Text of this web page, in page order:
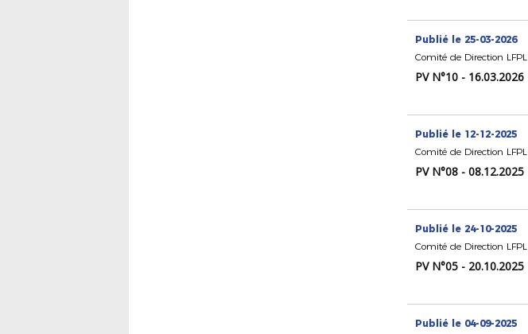
Publié le 25-03-2026
Comité de Direction LFPL
PV N°10 - 16.03.2026
Publié le 12-12-2025
Comité de Direction LFPL
PV N°08 - 08.12.2025
Publié le 24-10-2025
Comité de Direction LFPL
PV N°05 - 20.10.2025
Publié le 04-09-2025